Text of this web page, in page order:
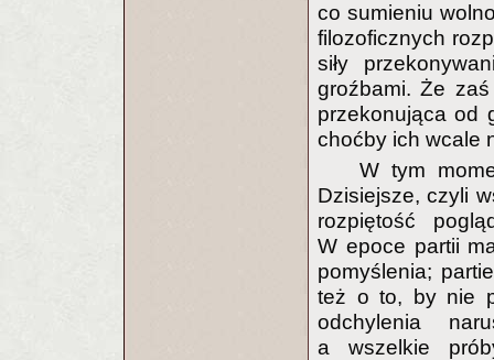
co sumieniu
filozoficznych
siły
groźbami. Że
przekonująca od
choćby ich wcale
W tym
Dzisiejsze, czyli
rozpiętość
W epoce partii
pomyślenia;
też o to, by nie
odchylenia
a wszelkie